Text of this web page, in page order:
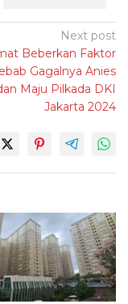
Next post
Beberkan Faktor
Gagalnya Anies
Maju Pilkada DKI
Jakarta 2024